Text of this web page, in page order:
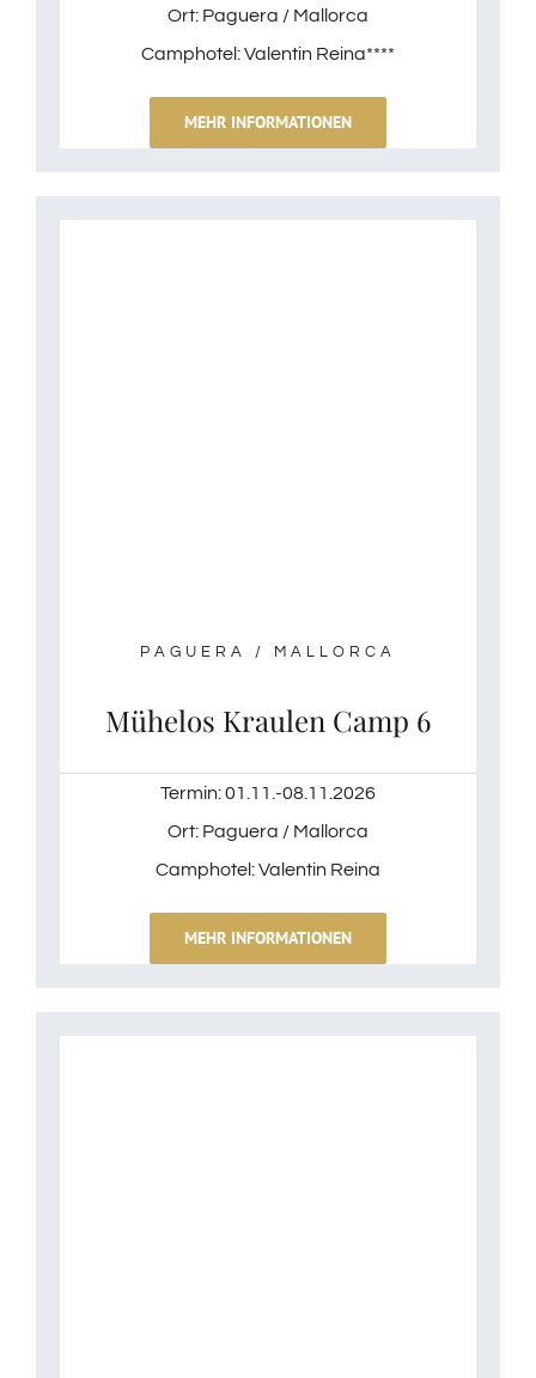
Ort: Paguera / Mallorca
Camphotel: Valentin Reina****
MEHR INFORMATIONEN
PAGUERA / MALLORCA
Mühelos Kraulen Camp 6
Termin: 01.11.-08.11.2026
Ort: Paguera / Mallorca
Camphotel: Valentin Reina
MEHR INFORMATIONEN